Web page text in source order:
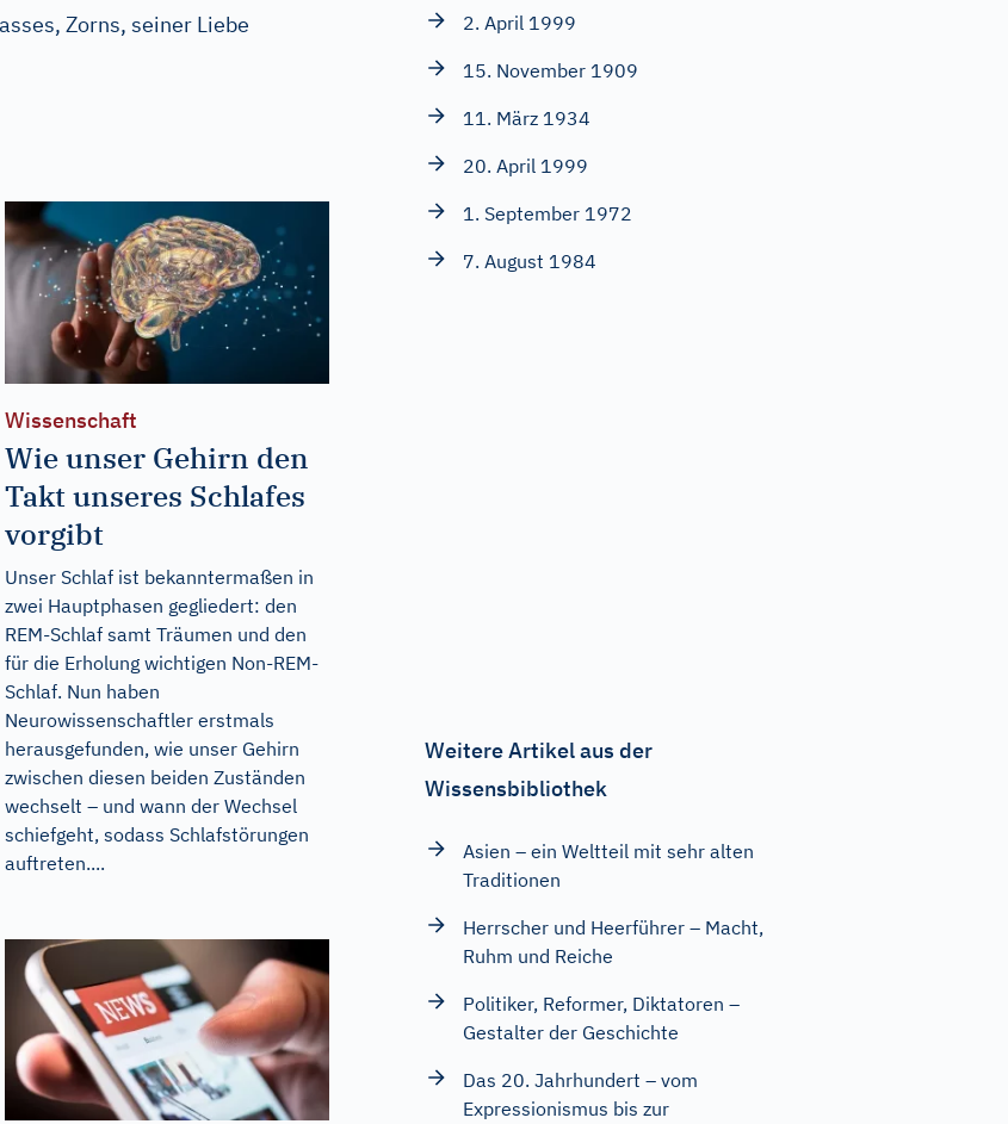
Zorns, seiner Liebe
Wissenschaft
Wie unser Gehirn den
Takt unseres Schlafes
vorgibt
Unser Schlaf ist bekanntermaßen in
zwei Hauptphasen gegliedert: den
REM-Schlaf samt Träumen und den
für die Erholung wichtigen Non-REM-
Schlaf. Nun haben
Neurowissenschaftler erstmals
herausgefunden, wie unser Gehirn
zwischen diesen beiden Zuständen
wechselt – und wann der Wechsel
schiefgeht, sodass Schlafstörungen
auftreten....
2. April 1999
15. November 1909
11. März 1934
20. April 1999
1. September 1972
7. August 1984
Weitere Artikel aus der
Wissensbibliothek
Asien – ein Weltteil mit sehr alten
Traditionen
Herrscher und Heerführer – Macht,
Ruhm und Reiche
Politiker, Reformer, Diktatoren –
Gestalter der Geschichte
Das 20. Jahrhundert – vom
Expressionismus bis zur